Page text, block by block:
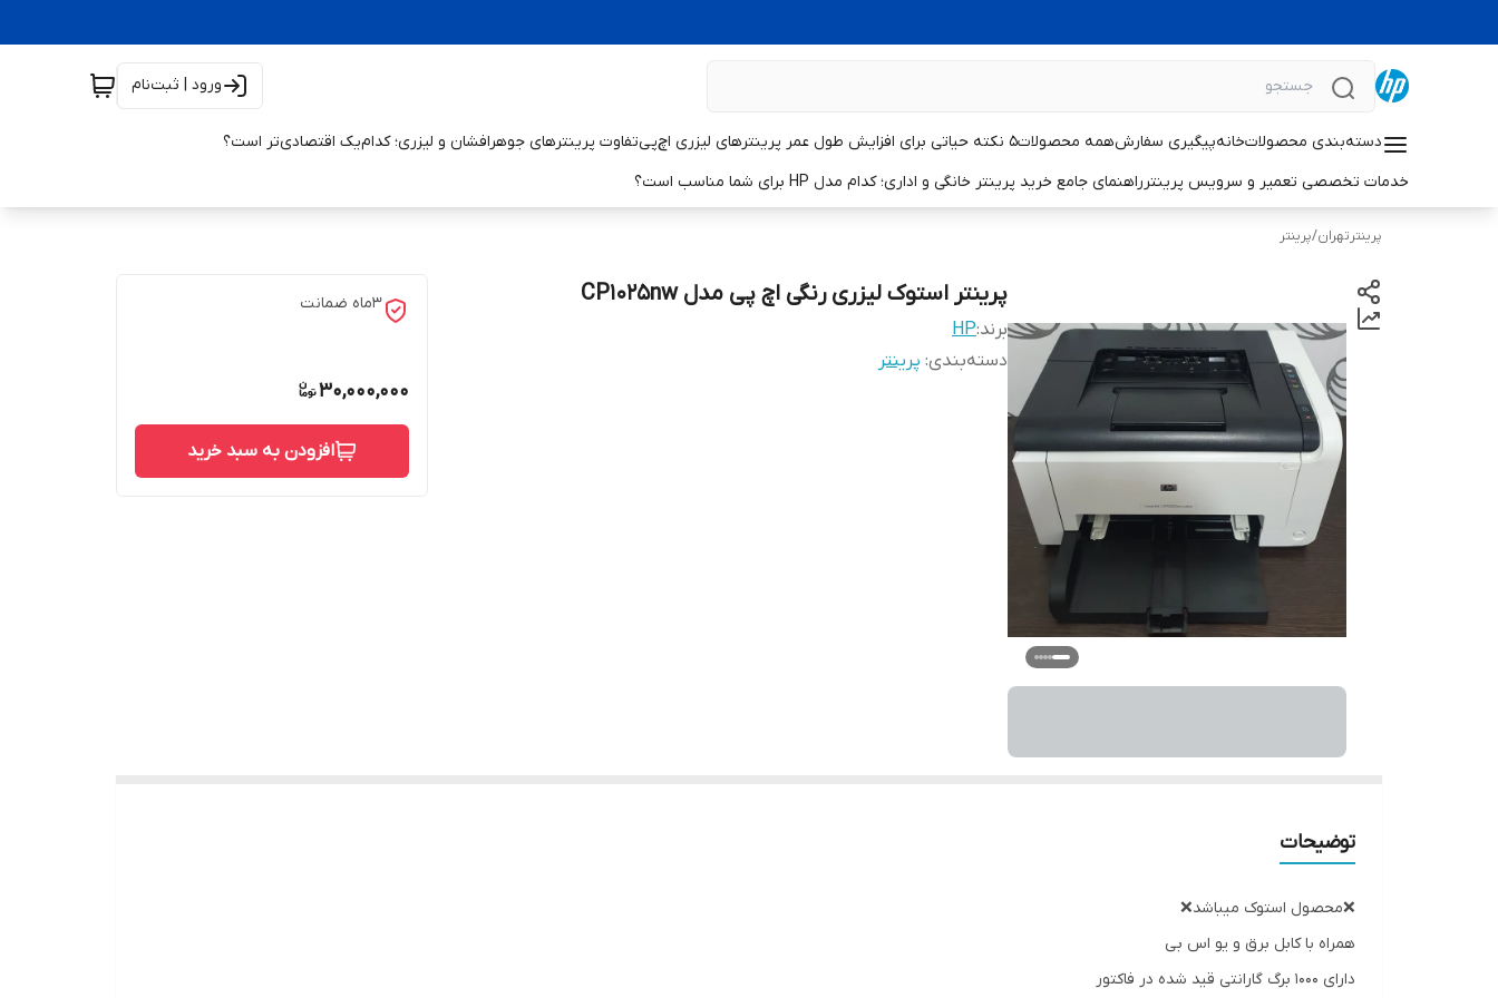
ورود | ثبت‌نام
دسته‌بندی محصولاتخانهپیگیری سفارشهمه محصولات۵ نکته حیاتی برای افزایش طول عمر پرینترهای لیزری اچ‌پی
تفاوت پرینترهای جوهرافشان و لیزری؛ کدام‌یک اقتصادی‌تر است؟
خدمات تخصصی تعمیر و سرویس پرینترراهنمای جامع خرید پرینتر خانگی و اداری؛ کدام مدل HP برای شما مناسب است؟
پرینترتهران/پرینتر
پرینتر استوک لیزری رنگی اچ پی مدل CP1025nw
برند:HP
دسته‌بندی: پرینتر
3ماه ضمانت
30,000,000
افزودن به سبد خرید
توضیحات
❌️محصول استوک میباشد❌️
همراه با کابل برق و یو اس بی
دارای 1000 برگ گارانتی قید شده در فاکتور